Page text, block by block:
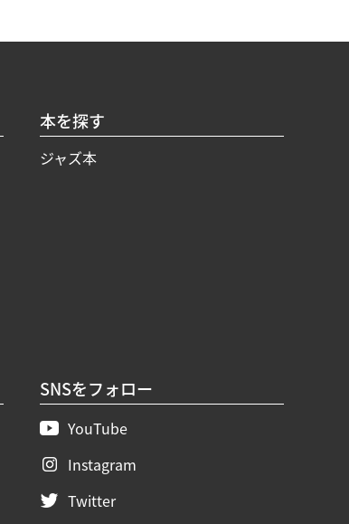
本を探す
ジャズ本
SNSをフォロー
YouTube
Instagram
Twitter